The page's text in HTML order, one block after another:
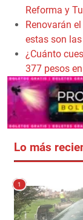
Reforma y
Renovarán
estas son
¿Cuánto
377 pesos
Lo más
1